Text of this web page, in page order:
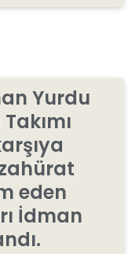
Yurdu
eden
İdman